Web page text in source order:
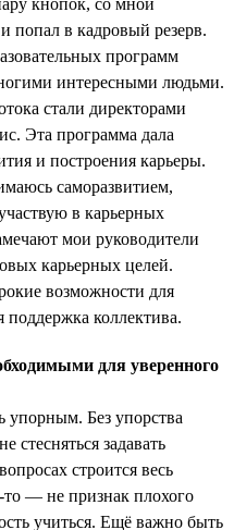
попал в кадровый резерв.
программ
интересными людьми.
стали директорами
Эта программа дала
и построения карьеры.
саморазвитием,
в карьерных
мои руководители
карьерных целей.
возможности для
поддержка коллектива.
для уверенного
Без упорства
стесняться задавать
строится весь
то — не признак плохого
учиться. Ещё важно быть